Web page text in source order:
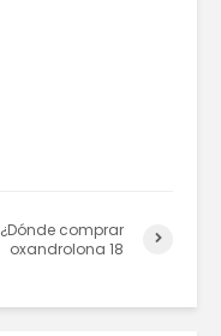
¿Dónde comprar
oxandrolona 18